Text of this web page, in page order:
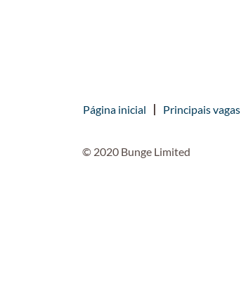
Página inicial Principais vagas
© 2020 Bunge Limited